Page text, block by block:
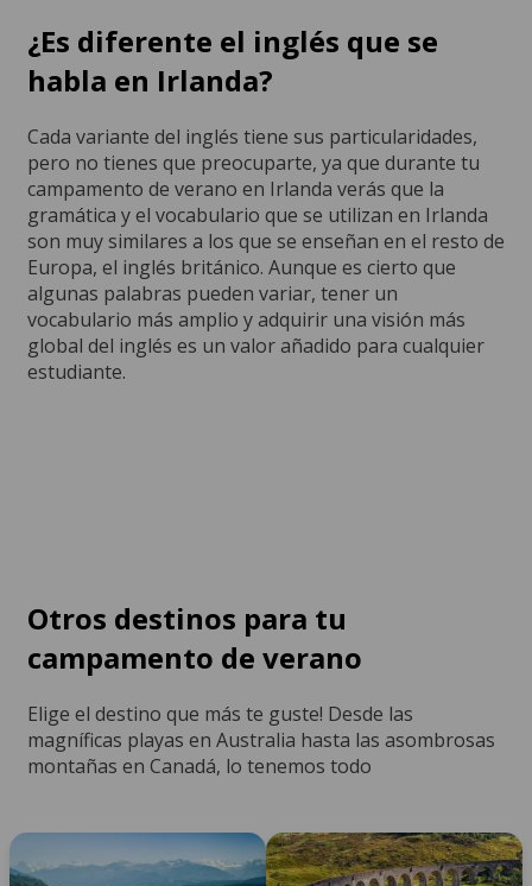
¿Es diferente el inglés que se
habla en Irlanda?
Cada variante del inglés tiene sus particularidades,
pero no tienes que preocuparte, ya que durante tu
campamento de verano en Irlanda verás que la
gramática y el vocabulario que se utilizan en Irlanda
son muy similares a los que se enseñan en el resto de
Europa, el inglés británico. Aunque es cierto que
algunas palabras pueden variar, tener un
vocabulario más amplio y adquirir una visión más
global del inglés es un valor añadido para cualquier
estudiante.
Otros destinos para tu
campamento de verano
Elige el destino que más te guste! Desde las
magníficas playas en Australia hasta las asombrosas
montañas en Canadá, lo tenemos todo